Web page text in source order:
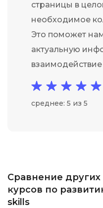
страницы в
необходимое
Это поможет
актуальную
среднее: 5 из 5
Сравнение других
курсов по
skills